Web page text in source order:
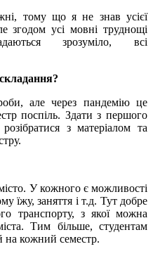
тому що я не знав усієї
згодом усі мовні труднощі
зрозуміло, всі
але через пандемію це
поспіль. Здати з першого
з матеріалом та
У кожного є можливості
їжу, заняття і т.д. Тут добре
транспорту, з якої можна
Тим більше, студентам
на кожний семестр.